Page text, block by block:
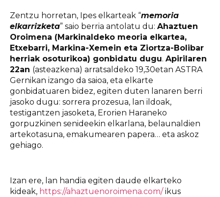
Zentzu horretan, Ipes elkarteak “memoria
elkarrizketa” saio berria antolatu du: Ahaztuen
Oroimena (Markinaldeko meoria elkartea,
Etxebarri, Markina-Xemein eta Ziortza-Bolibar
herriak osoturikoa) gonbidatu dugu. Apirilaren
22an (asteazkena) arratsaldeko 19,30etan ASTRA
Gernikan izango da saioa, eta elkarte
gonbidatuaren bidez, egiten duten lanaren berri
jasoko dugu: sorrera prozesua, lan ildoak,
testigantzen jasoketa, Erorien Haraneko
gorpuzkinen senideekin elkarlana, belaunaldien
artekotasuna, emakumearen papera… eta askoz
gehiago.
Izan ere, lan handia egiten daude elkarteko
kideak, https://ahaztuenoroimena.com/ ikus